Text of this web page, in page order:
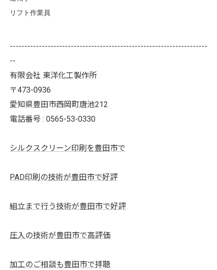
リフト作業員
--------------------------------------------------------------------
--
有限会社 東洋化工製作所
〒473-0936
愛知県豊田市西岡町唐池212
電話番号 : 0565-53-0330
シルクスクリーン印刷を豊田市で
PAD印刷の技術が豊田市で好評
組立まで行う技術が豊田市で好評
圧入の技術が豊田市で高評価
加工のご相談も豊田市で拝聴